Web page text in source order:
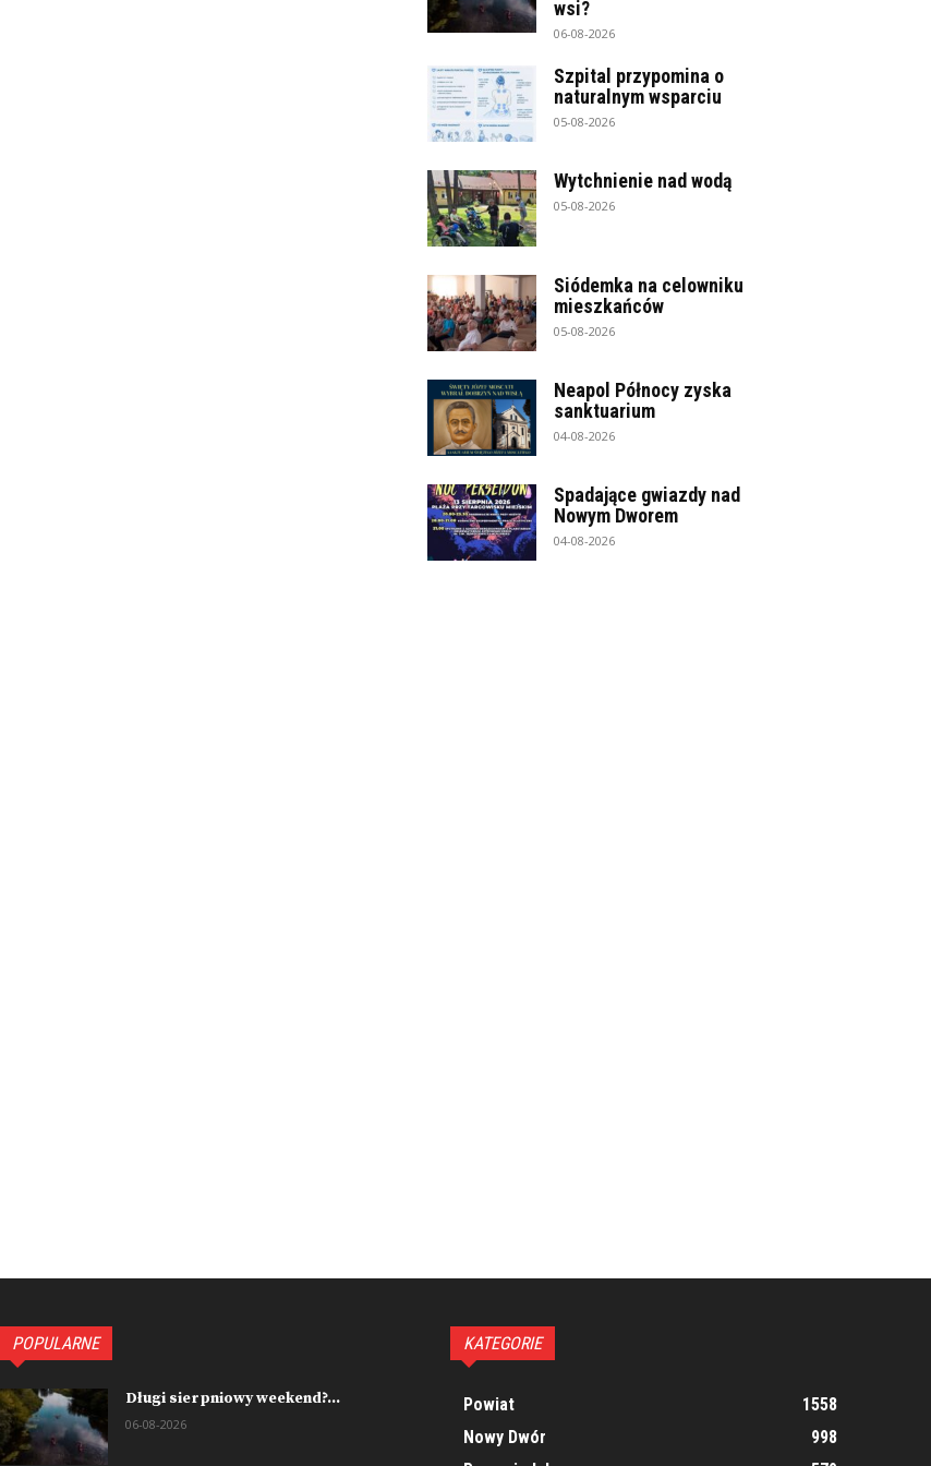
wsi?
06-08-2026
Szpital przypomina o
naturalnym wsparciu
05-08-2026
Wytchnienie nad wodą
05-08-2026
Siódemka na celowniku
mieszkańców
05-08-2026
Neapol Północy zyska
sanktuarium
04-08-2026
Spadające gwiazdy nad
Nowym Dworem
04-08-2026
POPULARNE
Długi sierpniowy weekend?...
06-08-2026
KATEGORIE
Powiat
1558
Nowy Dwór
998